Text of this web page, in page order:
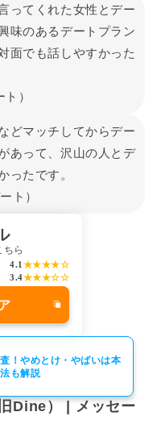
ってくれた女性とデー
味のあるデートプラン
面でも話しやすかった
）
どマッチしてからデー
あって、沢山の人とデ
ったです。
ト）
ちら
4.1 ★★★★☆
3.4★★★☆☆
！やめとけ・やばいは本
も解説
Dine） | メッセー